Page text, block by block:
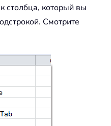
столбца, который вы
Смотрите